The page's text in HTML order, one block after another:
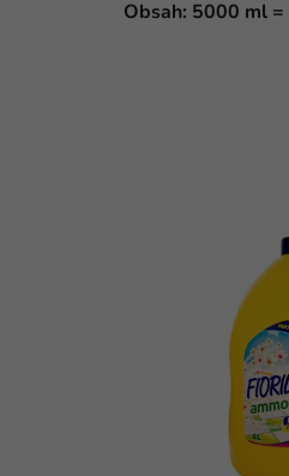
Obsah: 5000 ml =